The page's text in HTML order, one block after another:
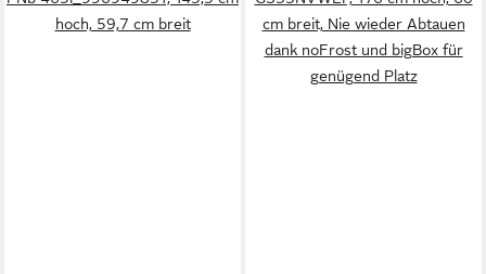
hoch, 59,7 cm breit
cm breit, Nie wieder Abtauen
dank noFrost und bigBox für
genügend Platz